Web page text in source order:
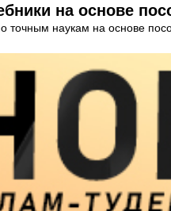
на основе
точным наукам на основе